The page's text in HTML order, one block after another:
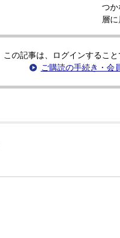
つか
層
この記事は、ログインすること
ご購読の手続き・会